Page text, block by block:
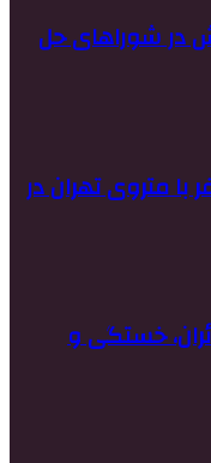
شوراهای حل
هزار مسافر با متروی تهران در
خستگی و